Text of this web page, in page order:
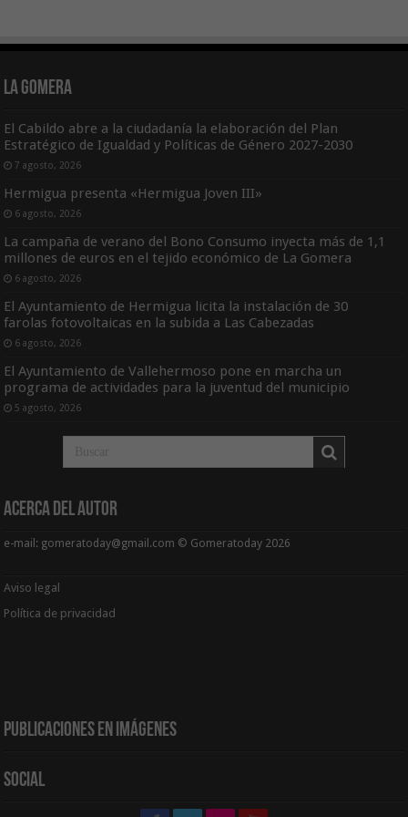
La Gomera
El Cabildo abre a la ciudadanía la elaboración del Plan
Estratégico de Igualdad y Políticas de Género 2027-2030
7 agosto, 2026
Hermigua presenta «Hermigua Joven III»
6 agosto, 2026
La campaña de verano del Bono Consumo inyecta más de 1,1
millones de euros en el tejido económico de La Gomera
6 agosto, 2026
El Ayuntamiento de Hermigua licita la instalación de 30
farolas fotovoltaicas en la subida a Las Cabezadas
6 agosto, 2026
El Ayuntamiento de Vallehermoso pone en marcha un
programa de actividades para la juventud del municipio
5 agosto, 2026
Acerca del Autor
e-mail: gomeratoday@gmail.com © Gomeratoday 2026
Aviso legal
Política de privacidad
Publicaciones en Imágenes
Social